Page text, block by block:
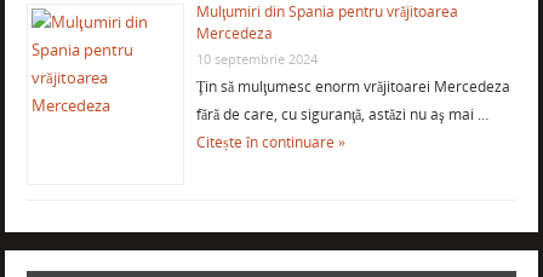
Mulţumiri din Spania pentru vrăjitoarea
Mercedeza
10 septembrie 2024
Ţin să mulţumesc enorm vrăjitoarei Mercedeza
fără de care, cu siguranţă, astăzi nu aş mai …
Citește în continuare »